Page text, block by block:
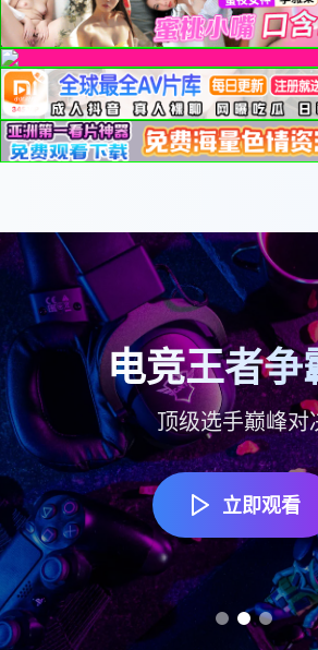
2025年度盛
明星云集，精彩不容
立即观看
电竞王者争
顶级选手巅峰对
立即观看
音乐才艺
发现下一个音乐
立即观看